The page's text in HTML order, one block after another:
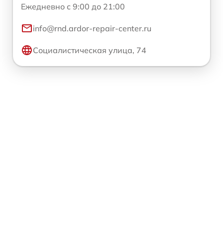
Ежедневно с 9:00 до 21:00
info@rnd.ardor-repair-center.ru
Социалистическая улица, 74